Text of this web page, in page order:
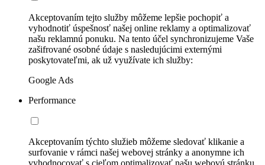
Akceptovaním tejto služby môžeme lepšie pochopiť a
vyhodnotiť úspešnosť našej online reklamy a optimalizovať
našu reklamnú ponuku. Na tento účel synchronizujeme Vaše
zašifrované osobné údaje s nasledujúcimi externými
poskytovateľmi, ak už využívate ich služby:
Google Ads
Performance
Akceptovaním týchto služieb môžeme sledovať klikanie a
surfovanie v rámci našej webovej stránky a anonymne ich